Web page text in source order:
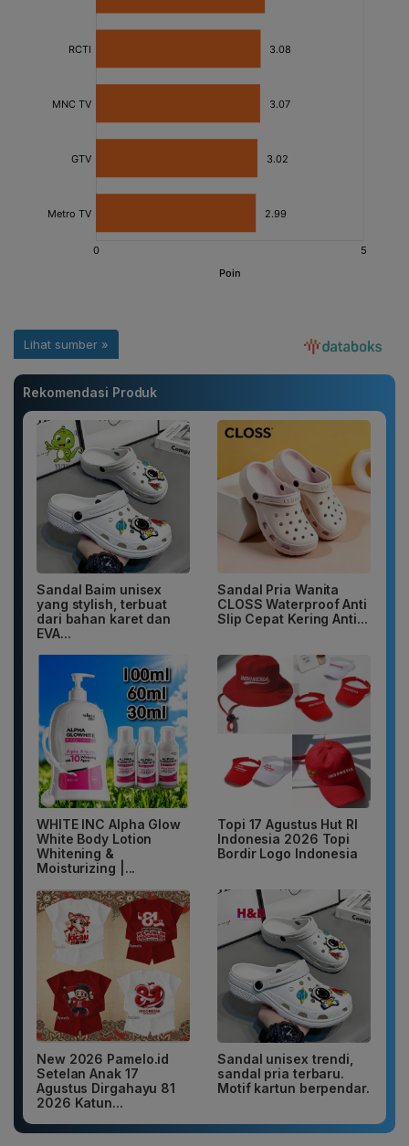
Rekomendasi Produk
Sandal Baim unisex
yang stylish, terbuat
dari bahan karet dan
EVA...
Sandal Pria Wanita
CLOSS Waterproof Anti
Slip Cepat Kering Anti...
WHITE INC Alpha Glow
White Body Lotion
Whitening &
Moisturizing |...
Topi 17 Agustus Hut RI
Indonesia 2026 Topi
Bordir Logo Indonesia
New 2026 Pamelo.id
Setelan Anak 17
Agustus Dirgahayu 81
2026 Katun...
Sandal unisex trendi,
sandal pria terbaru.
Motif kartun berpendar.